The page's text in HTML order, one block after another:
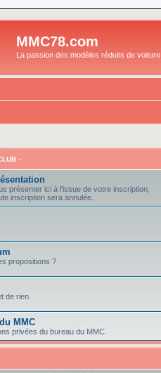
MMC78.com
La passion des modèles réduits de voiture
-
présenter ici à l'issue de votre inscription,
inscription sera annulée.
propositions ?
de rien.
MMC
privées du bureau du MMC.